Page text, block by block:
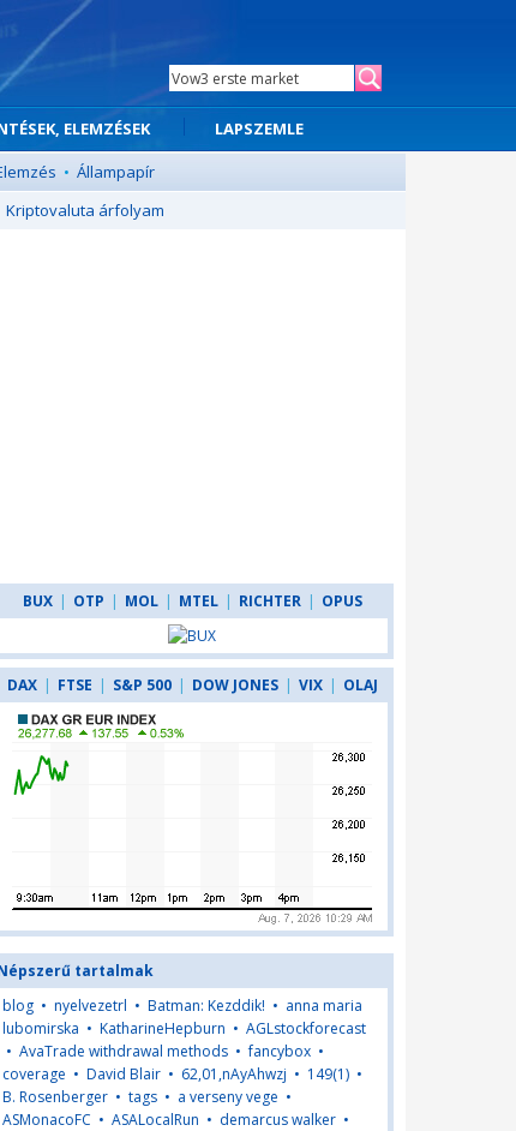
ELEMZÉSEK
LAPSZEMLE
• Állampapír
Kriptovaluta árfolyam
BUX | OTP | MOL | MTEL | RICHTER | OPUS
DAX | FTSE | S&P 500 | DOW JONES | VIX | OLAJ
tartalmak
blog • nyelvezetrl • Batman: Kezddik! • anna maria
lubomirska • KatharineHepburn • AGLstockforecast
• AvaTrade withdrawal methods •fancybox •
coverage • David Blair • 62,01,nAyAhwzj • 149(1) •
B. Rosenberger • tags • a verseny vege •
ASMonacoFC • ASALocalRun • demarcus walker •